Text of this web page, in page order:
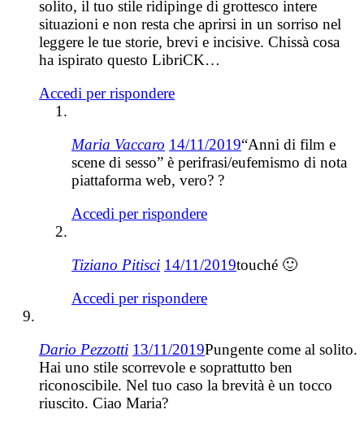
solito, il tuo stile ridipinge di grottesco intere
situazioni e non resta che aprirsi in un sorriso nel
leggere le tue storie, brevi e incisive. Chissà cosa
ha ispirato questo LibriCK…
Accedi per rispondere
Maria Vaccaro 14/11/2019“Anni di film e
scene di sesso” è perifrasi/eufemismo di nota
piattaforma web, vero? ?
Accedi per rispondere
Tiziano Pitisci 14/11/2019touché 🙂
Accedi per rispondere
Dario Pezzotti 13/11/2019Pungente come al solito.
Hai uno stile scorrevole e soprattutto ben
riconoscibile. Nel tuo caso la brevità è un tocco
riuscito. Ciao Maria?